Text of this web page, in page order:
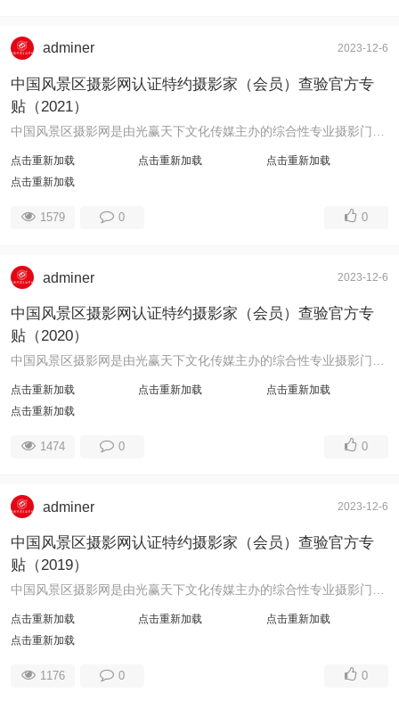
adminer 2023-12-6
中国风景区摄影网认证特约摄影家（会员）查验官方专
贴（2021）
点击重新加载 点击重新加载
点击重新加载
点击重新加载
1579 0 0
adminer 2023-12-6
中国风景区摄影网认证特约摄影家（会员）查验官方专
贴（2020）
点击重新加载 点击重新加载
点击重新加载
点击重新加载
1474 0 0
adminer 2023-12-6
中国风景区摄影网认证特约摄影家（会员）查验官方专
贴（2019）
中国风景区摄影网是由光赢天下文化传媒主办的综合性专业摄影门户网站，工信部备案号：鲁ICP备13006666号。为繁荣摄影艺术创作，满足摄影者个性化需求 ...
点击重新加载 点击重新加载
点击重新加载
点击重新加载
1176 0 0